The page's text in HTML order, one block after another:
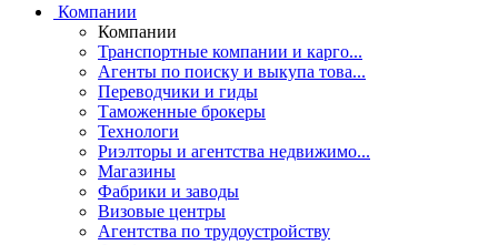
Компании
Компании
Транспортные компании и карго...
Агенты по поиску и выкупа това...
Переводчики и гиды
Таможенные брокеры
Технологи
Риэлторы и агентства недвижимо...
Магазины
Фабрики и заводы
Визовые центры
Агентства по трудоустройству